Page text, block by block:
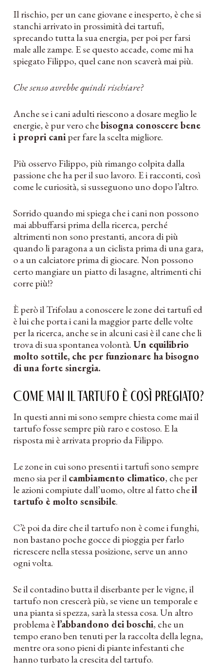
Il rischio, per un cane giovane e inesperto, è che si
stanchi arrivato in prossimità dei tartufi,
sprecando tutta la sua energia, per poi per farsi
male alle zampe. E se questo accade, come mi ha
spiegato Filippo, quel cane non scaverà mai più.
Che senso avrebbe quindi rischiare?
Anche se i cani adulti riescono a dosare meglio le
energie, è pur vero chebisogna conoscere bene
i propri caniper fare la scelta migliore.
Più osservo Filippo, più rimango colpita dalla
passione che ha per il suo lavoro. E i racconti, così
come le curiosità, si susseguono uno dopo l’altro.
Sorrido quando mi spiega che i cani non possono
mai abbuffarsi prima della ricerca, perché
altrimenti non sono prestanti, ancora di più
quando li paragona a un ciclista prima di una gara,
o a un calciatore prima di giocare. Non possono
certo mangiare un piatto di lasagne, altrimenti chi
corre più!?
È però il Trifolau a conoscere le zone dei tartufi ed
è lui che porta i cani la maggior parte delle volte
per la ricerca, anche se in alcuni casi è il cane che li
trova di sua spontanea volontà.Un equilibrio
molto sottile, che per funzionare ha bisogno
di una forte sinergia.
Come mai il tartufo è così pregiato?
In questi anni mi sono sempre chiesta come mai il
tartufo fosse sempre più raro e costoso. E la
risposta mi è arrivata proprio da Filippo.
Le zone in cui sono presenti i tartufi sono sempre
meno sia per ilcambiamento climatico, che per
le azioni compiute dall’uomo, oltre al fatto cheil
tartufo è molto sensibile.
C’è poi da dire che il tartufo non è come i funghi,
non bastano poche gocce di pioggia per farlo
ricrescere nella stessa posizione, serve un anno
ogni volta.
Se il contadino butta il diserbante per le vigne, il
tartufo non crescerà più, se viene un temporale e
una pianta si spezza, sarà la stessa cosa. Un altro
problema èl’abbandono dei boschi, che un
tempo erano ben tenuti per la raccolta della legna,
mentre ora sono pieni di piante infestanti che
hanno turbato la crescita del tartufo.